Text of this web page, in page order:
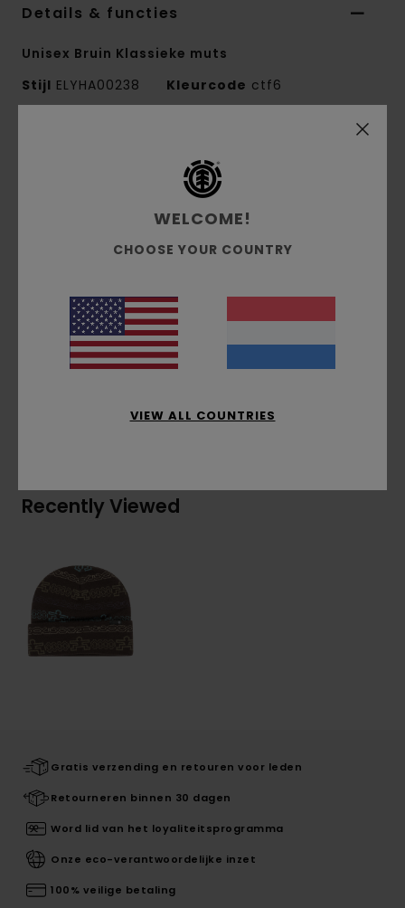
Details & functies
Unisex Bruin Klassieke muts
Stijl ELYHA00238 Kleurcode ctf6
Conscious by Nature:
1x1 jacquard ribgebreid
Medium profile
op de voorkant, één maat.
Samenstelling[Hoofdstof] 70% gerecycled acryl,
30% acryl
Recently Viewed
Gratis verzending en retouren voor leden
Retourneren binnen 30 dagen
Word lid van het loyaliteitsprogramma
Onze eco-verantwoordelijke inzet
100% veilige betaling
WELCOME!
CHOOSE YOUR COUNTRY
VIEW ALL COUNTRIES